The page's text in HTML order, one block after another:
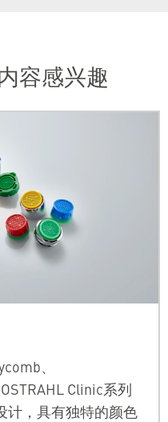
容感兴趣
、
Clinic系列
计，具有独特的颜色